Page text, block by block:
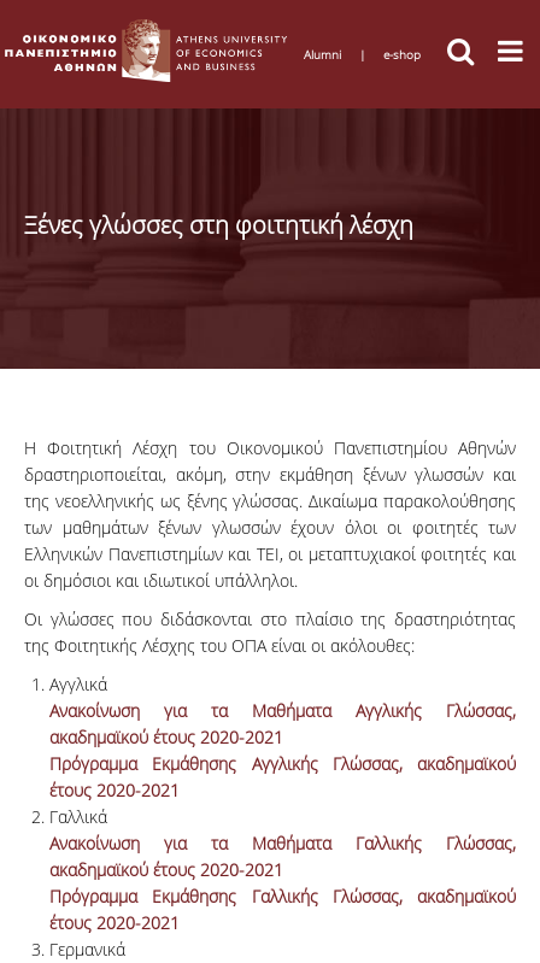
Alumni | e-shop
Ξένες γλώσσες στη φοιτητική λέσχη
Η Φοιτητική Λέσχη του Οικονομικού Πανεπιστημίου Αθηνών
δραστηριοποιείται, ακόμη, στην εκμάθηση ξένων γλωσσών και
της νεοελληνικής ως ξένης γλώσσας. Δικαίωμα παρακολούθησης
των μαθημάτων ξένων γλωσσών έχουν όλοι οι φοιτητές των
Ελληνικών Πανεπιστημίων και ΤΕΙ, οι μεταπτυχιακοί φοιτητές και
οι δημόσιοι και ιδιωτικοί υπάλληλοι.
Οι γλώσσες που διδάσκονται στο πλαίσιο της δραστηριότητας
της Φοιτητικής Λέσχης του ΟΠΑ είναι οι ακόλουθες:
Αγγλικά
Ανακοίνωση για τα Μαθήματα Αγγλικής Γλώσσας,
ακαδημαϊκού έτους 2020-2021
Πρόγραμμα Εκμάθησης Αγγλικής Γλώσσας, ακαδημαϊκού
έτους 2020-2021
Γαλλικά
Ανακοίνωση για τα Μαθήματα Γαλλικής Γλώσσας,
ακαδημαϊκού έτους 2020-2021
Πρόγραμμα Εκμάθησης Γαλλικής Γλώσσας, ακαδημαϊκού
έτους 2020-2021
Γερμανικά